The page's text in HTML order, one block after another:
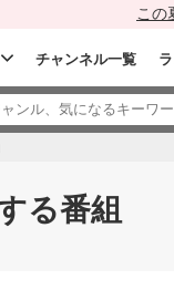
この
チャンネル一覧
る番組